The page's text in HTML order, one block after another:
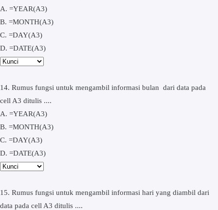
A. =YEAR(A3)
B. =MONTH(A3)
C. =DAY(A3)
D. =DATE(A3)
14. Rumus fungsi untuk mengambil informasi bulan dari data pada
cell A3 ditulis ....
A. =YEAR(A3)
B. =MONTH(A3)
C. =DAY(A3)
D. =DATE(A3)
15. Rumus fungsi untuk mengambil informasi hari yang diambil dari
data pada cell A3 ditulis ....